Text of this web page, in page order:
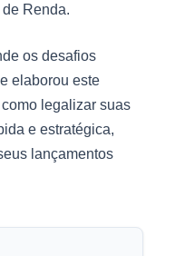
Renda.
os desafios
elaborou este
legalizar suas
e estratégica,
lançamentos